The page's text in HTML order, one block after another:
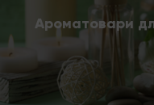
Ароматовари